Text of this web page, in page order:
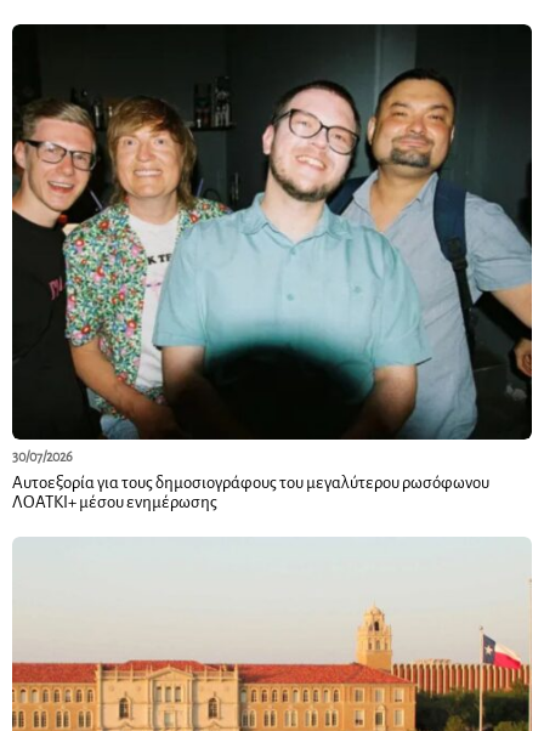
30/07/2026
Αυτοεξορία για τους δημοσιογράφους του μεγαλύτερου ρωσόφωνου
ΛΟΑΤΚΙ+ μέσου ενημέρωσης